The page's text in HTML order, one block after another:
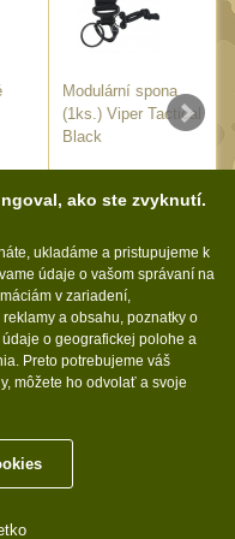
Modulární spona
(1ks.) Viper Tactical
Black
5.05€
NA SKLADE
ako ste zvyknutí.
ukladáme a pristupujeme k
údaje o vašom správaní na
v zariadení,
a obsahu, poznatky o
o geografickej polohe a
Preto potrebujeme váš
môžete ho odvolať a svoje